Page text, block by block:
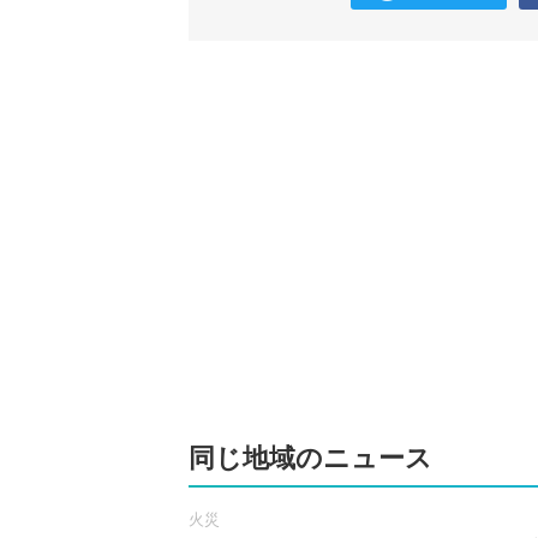
同じ地域のニュース
火災